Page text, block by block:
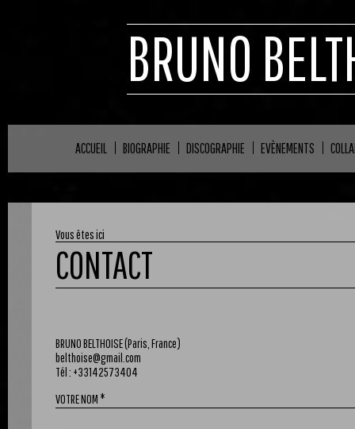
BRUNO
ACCUEIL BIOGRAPHIE DISCOGRAPHIE EVÈNEMENTS
Vous êtes ici
CONTACT
BRUNO BELTHOISE (Paris, France)
belthoise@gmail.com
Tél : +33142573404
VOTRE NOM *